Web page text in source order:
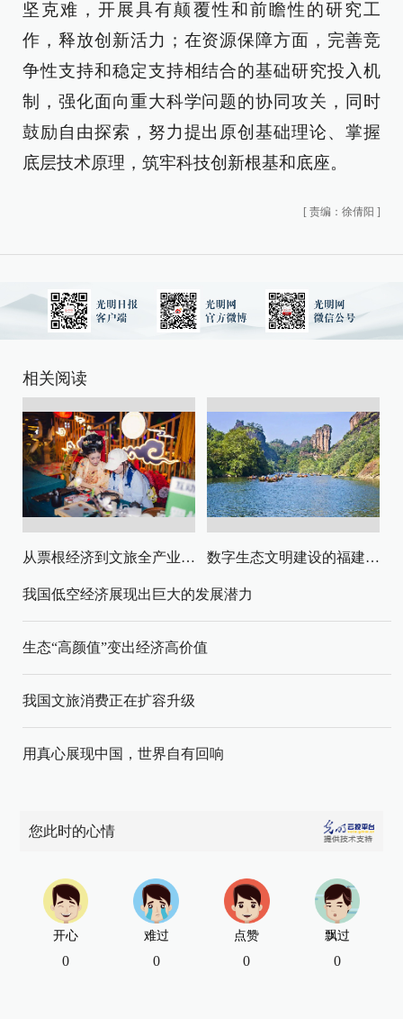
坚克难，开展具有颠覆性和前瞻性的研究工
作，释放创新活力；在资源保障方面，完善竞
争性支持和稳定支持相结合的基础研究投入机
制，强化面向重大科学问题的协同攻关，同时
鼓励自由探索，努力提出原创基础理论、掌握
底层技术原理，筑牢科技创新根基和底座。
[ 责编：徐倩阳 ]
相关阅读
从票根经济到文旅全产业链升级 数字生态文明建设的福建路径与启示
我国低空经济展现出巨大的发展潜力
生态“高颜值”变出经济高价值
我国文旅消费正在扩容升级
用真心展现中国，世界自有回响
您此时的心情
开心
0
难过
0
点赞
0
飘过
0